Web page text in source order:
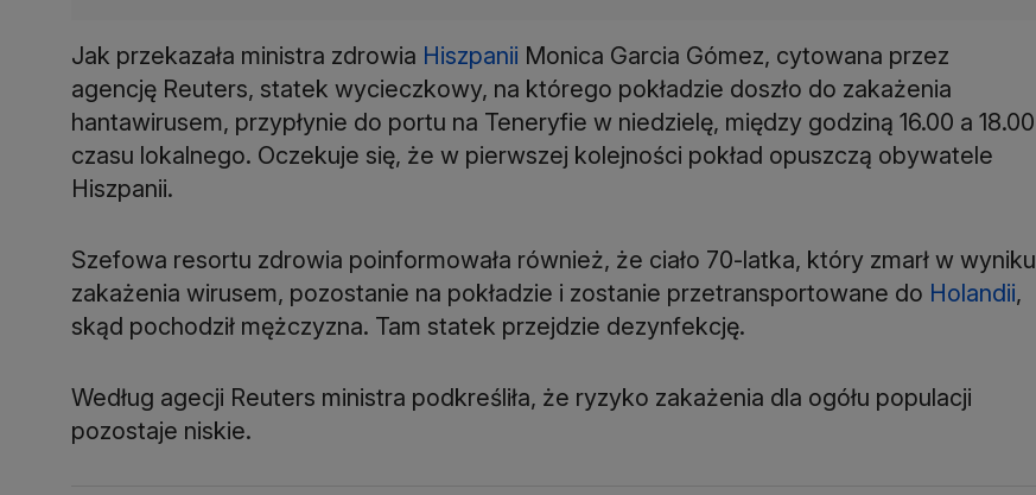
Jak przekazała ministra zdrowia Hiszpanii Monica Garcia Gómez, cytowana przez
agencję Reuters, statek wycieczkowy, na którego pokładzie doszło do zakażenia
hantawirusem, przypłynie do portu na Teneryfie w niedzielę, między godziną 16.00 a 18.00
czasu lokalnego. Oczekuje się, że w pierwszej kolejności pokład opuszczą obywatele
Hiszpanii.
Szefowa resortu zdrowia poinformowała również, że ciało 70-latka, który zmarł w wyniku
zakażenia wirusem, pozostanie na pokładzie i zostanie przetransportowane do Holandii,
skąd pochodził mężczyzna. Tam statek przejdzie dezynfekcję.
Według agecji Reuters ministra podkreśliła, że ryzyko zakażenia dla ogółu populacji
pozostaje niskie.